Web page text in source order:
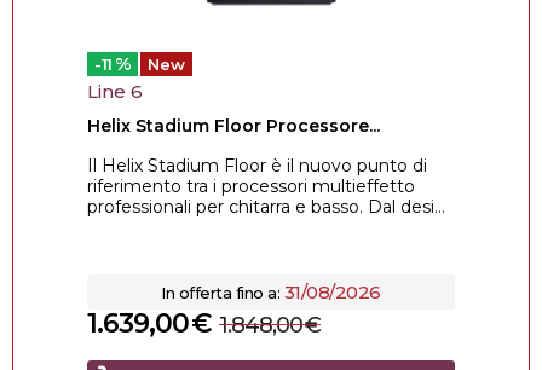
-11 % New
Line 6
Helix Stadium Floor Processore...
Il Helix Stadium Floor è il nuovo punto di
riferimento tra i processori multieffetto
professionali per chitarra e basso. Dal desi...
In offerta fino a: 31/08/2026
€
1.639,00 €
1.848,00